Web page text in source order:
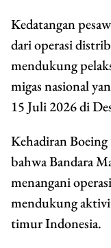
Kedatangan
dari operasi
mendukung
migas nasional
15 Juli 2026 di
Kehadiran
bahwa Bandara
menangani
mendukung
timur Indonesia.